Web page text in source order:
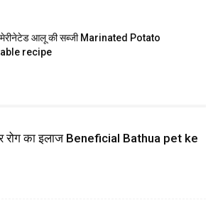
आलू की सब्जी Marinated Potato
recipe
रोग का इलाज Beneficial Bathua pet ke